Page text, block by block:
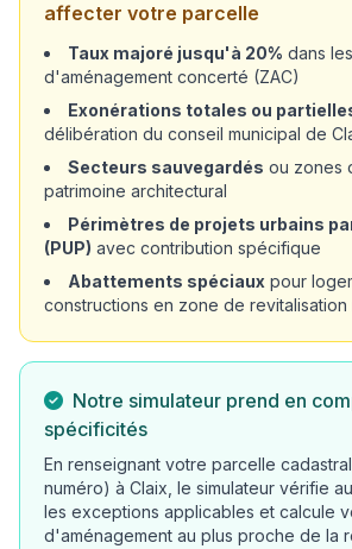
affecter votre parcelle
Taux majoré jusqu'à 20% dans
d'aménagement concerté (ZAC)
Exonérations totales ou
délibération du conseil municipal de
Secteurs sauvegardés ou zones
patrimoine architectural
Périmètres de projets urbains
(PUP) avec contribution spécifique
Abattements spéciaux pour
constructions en zone de revitalisation
Notre simulateur prend en
spécificités
En renseignant votre parcelle
numéro) à Claix, le simulateur vérifie
les exceptions applicables et calcule
d'aménagement au plus proche de la